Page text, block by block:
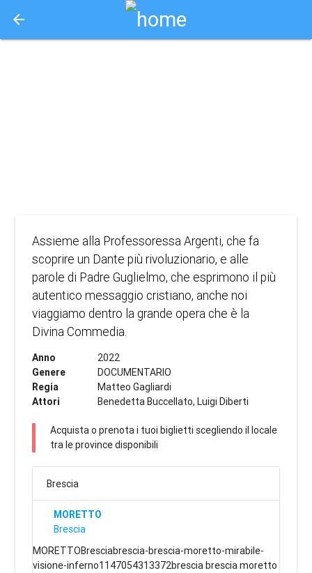
arrow_back
Assieme alla Professoressa Argenti, che fa
scoprire un Dante più rivoluzionario, e alle
parole di Padre Guglielmo, che esprimono il più
autentico messaggio cristiano, anche noi
viaggiamo dentro la grande opera che è la
Divina Commedia.
Anno
2022
Genere
DOCUMENTARIO
Regia
Matteo Gagliardi
Attori
Benedetta Buccellato, Luigi Diberti
Acquista o prenota i tuoi biglietti scegliendo il locale
tra le province disponibili
Brescia
MORETTO
Brescia
MORETTOBresciabrescia-brescia-moretto-mirabile-
visione-inferno1147054313372brescia brescia moretto